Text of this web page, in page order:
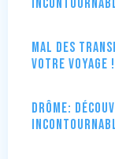
Mal des
votre voyage !
Drôme: